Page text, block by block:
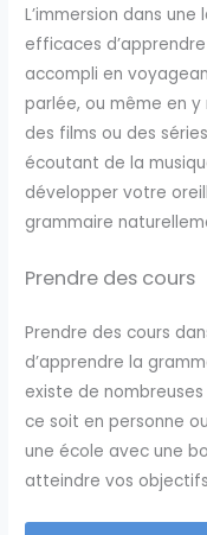
L’immersion dans
efficaces
accompli en
parlée, ou même en
des films ou des
écoutant de la
développer votre
grammaire
Prendre des cours
Prendre des cours
d’apprendre la
existe de
ce soit en personne
une école avec une
atteindre vos